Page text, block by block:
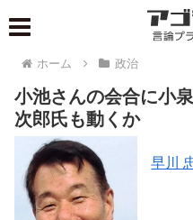
ホーム 政治
小池さんの会合に小
次郎氏も動くか
早川